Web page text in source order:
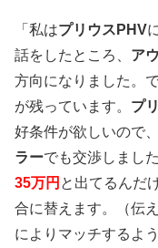
「私はプリウスPHV
話をしたところ、 ア
方向になりました。
が残っています。 プ
好条件が欲しいので
ラーでも交渉しまし
35万円 と出てるんだ
合に替えます。（伝
によりマッチするよ